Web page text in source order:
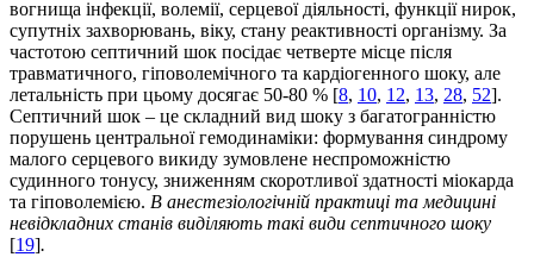
вогнища інфекції, волемії, серцевої діяльності, функції нирок,
супутніх захворювань, віку, стану реактивності організму. За
частотою септичний шок посідає четверте місце після
травматичного, гіповолемічного та кардіогенного шоку, але
летальність при цьому досягає 50-80 % [8, 10, 12, 13, 28, 52].
Cептичний шок – це складний вид шоку з багатогранністю
порушень центральної гемодинаміки: формування синдрому
малого серцевого викиду зумовлене неспроможністю
судинного тонусу, зниженням скоротливої здатності міокарда
та гіповолемією. В анестезіологічній практиці та медицині
невідкладних станів виділяють такі види септичного шоку
[19].